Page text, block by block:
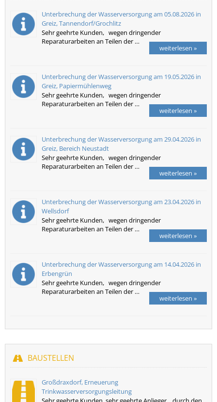
Unterbrechung der Wasserversorgung am 05.08.2026 in
Greiz, Tannendorf/Grochlitz
Sehr geehrte Kunden, wegen dringender
Reparaturarbeiten an Teilen der …
weiterlesen »
Unterbrechung der Wasserversorgung am 19.05.2026 in
Greiz, Papiermühlenweg
Sehr geehrte Kunden, wegen dringender
Reparaturarbeiten an Teilen der …
weiterlesen »
Unterbrechung der Wasserversorgung am 29.04.2026 in
Greiz, Bereich Neustadt
Sehr geehrte Kunden, wegen dringender
Reparaturarbeiten an Teilen der …
weiterlesen »
Unterbrechung der Wasserversorgung am 23.04.2026 in
Wellsdorf
Sehr geehrte Kunden, wegen dringender
Reparaturarbeiten an Teilen der …
weiterlesen »
Unterbrechung der Wasserversorgung am 14.04.2026 in
Erbengrün
Sehr geehrte Kunden, wegen dringender
Reparaturarbeiten an Teilen der …
weiterlesen »
BAUSTELLEN
Großdraxdorf, Erneuerung
Trinkwasserversorgungsleitung